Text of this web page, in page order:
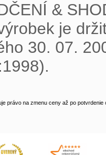
&
je
30. 07.
právo na zmenu ceny až po